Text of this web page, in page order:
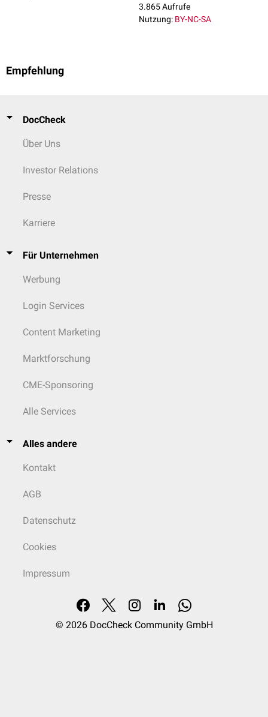
3.865 Aufrufe
Nutzung: BY-NC-SA
Empfehlung
DocCheck
Über Uns
Investor Relations
Presse
Karriere
Für Unternehmen
Werbung
Login Services
Content Marketing
Marktforschung
CME-Sponsoring
Alle Services
Alles andere
Kontakt
AGB
Datenschutz
Cookies
Impressum
© 2026 DocCheck Community GmbH